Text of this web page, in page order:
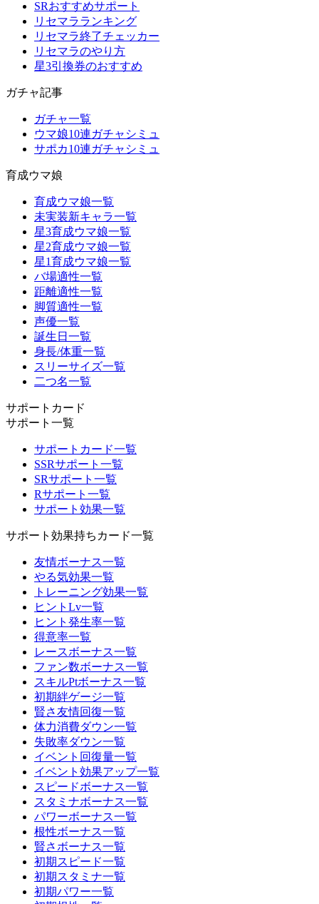
SRおすすめサポート
リセマラランキング
リセマラ終了チェッカー
リセマラのやり方
星3引換券のおすすめ
ガチャ記事
ガチャ一覧
ウマ娘10連ガチャシミュ
サポカ10連ガチャシミュ
育成ウマ娘
育成ウマ娘一覧
未実装新キャラ一覧
星3育成ウマ娘一覧
星2育成ウマ娘一覧
星1育成ウマ娘一覧
バ場適性一覧
距離適性一覧
脚質適性一覧
声優一覧
誕生日一覧
身長/体重一覧
スリーサイズ一覧
二つ名一覧
サポートカード
サポート一覧
サポートカード一覧
SSRサポート一覧
SRサポート一覧
Rサポート一覧
サポート効果一覧
サポート効果持ちカード一覧
友情ボーナス一覧
やる気効果一覧
トレーニング効果一覧
ヒントLv一覧
ヒント発生率一覧
得意率一覧
レースボーナス一覧
ファン数ボーナス一覧
スキルPtボーナス一覧
初期絆ゲージ一覧
賢さ友情回復一覧
体力消費ダウン一覧
失敗率ダウン一覧
イベント回復量一覧
イベント効果アップ一覧
スピードボーナス一覧
スタミナボーナス一覧
パワーボーナス一覧
根性ボーナス一覧
賢さボーナス一覧
初期スピード一覧
初期スタミナ一覧
初期パワー一覧